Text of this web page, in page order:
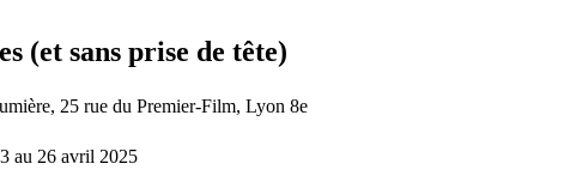
(et sans prise de tête)
25 rue du Premier-Film, Lyon 8e
au 26 avril 2025